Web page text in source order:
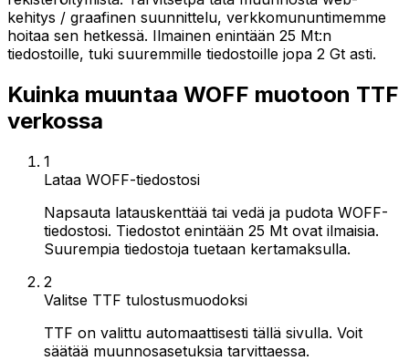
kehitys / graafinen suunnittelu, verkkomununtimemme
hoitaa sen hetkessä. Ilmainen enintään 25 Mt:n
tiedostoille, tuki suuremmille tiedostoille jopa 2 Gt asti.
Kuinka muuntaa WOFF muotoon TTF
verkossa
1
Lataa WOFF-tiedostosi
Napsauta latauskenttää tai vedä ja pudota WOFF-
tiedostosi. Tiedostot enintään 25 Mt ovat ilmaisia.
Suurempia tiedostoja tuetaan kertamaksulla.
2
Valitse TTF tulostusmuodoksi
TTF on valittu automaattisesti tällä sivulla. Voit
säätää muunnosasetuksia tarvittaessa.